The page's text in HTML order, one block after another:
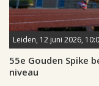
Leiden, 12 juni 2026,
55e Gouden Spike
niveau